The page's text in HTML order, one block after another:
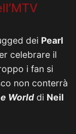
dei Pearl
celebrare il
i fan si
non conterrà
Worlddi Neil